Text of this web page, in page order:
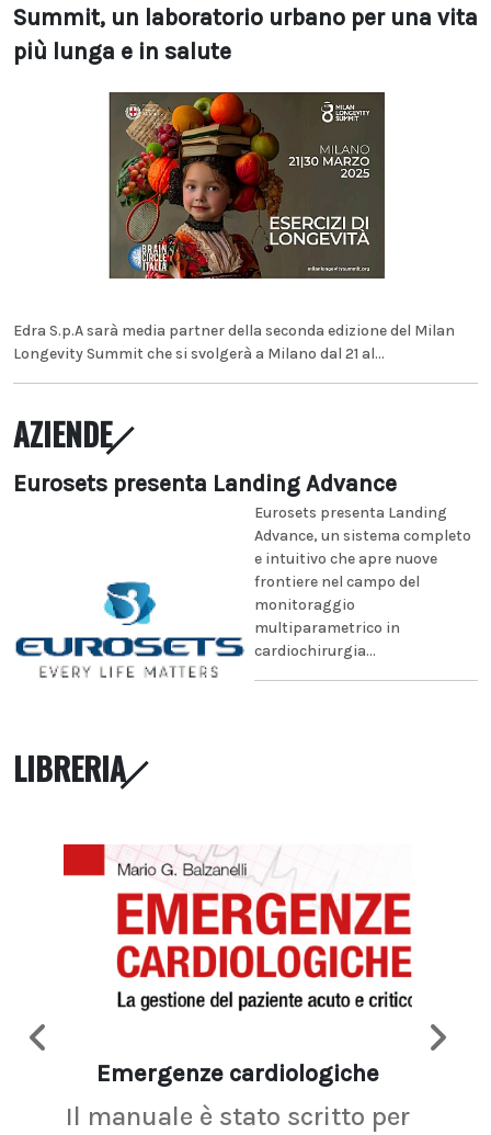
Summit, un laboratorio urbano per una vita
più lunga e in salute
Edra S.p.A sarà media partner della seconda edizione del Milan
Longevity Summit che si svolgerà a Milano dal 21 al...
AZIENDE
Eurosets presenta Landing Advance
Eurosets presenta Landing
Advance, un sistema completo
e intuitivo che apre nuove
frontiere nel campo del
monitoraggio
multiparametrico in
cardiochirurgia...
LIBRERIA
Emergenze cardiologiche
Il manuale è stato scritto per